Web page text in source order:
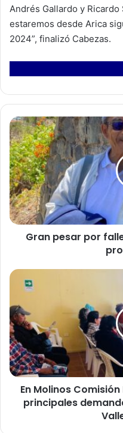
Andrés Gallardo y
estaremos desde Arica
2024”, finalizó Cabezas.
G
r
a
n
p
e
s
a
r
f
l
e
c
i
m
i
Gran pesar por
E
o
l
i
n
o
s
En Molinos
principales